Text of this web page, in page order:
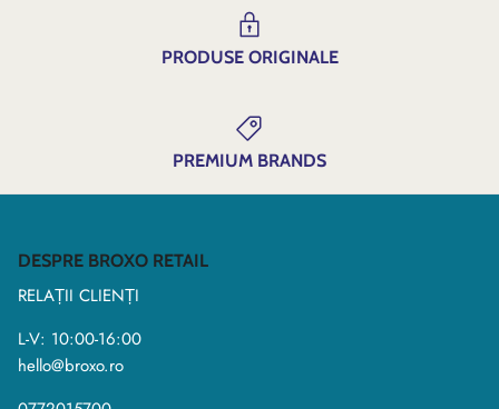
PRODUSE ORIGINALE
PREMIUM BRANDS
DESPRE BROXO RETAIL
RELAȚII CLIENȚI
L-V: 10:00-16:00
hello@broxo.ro